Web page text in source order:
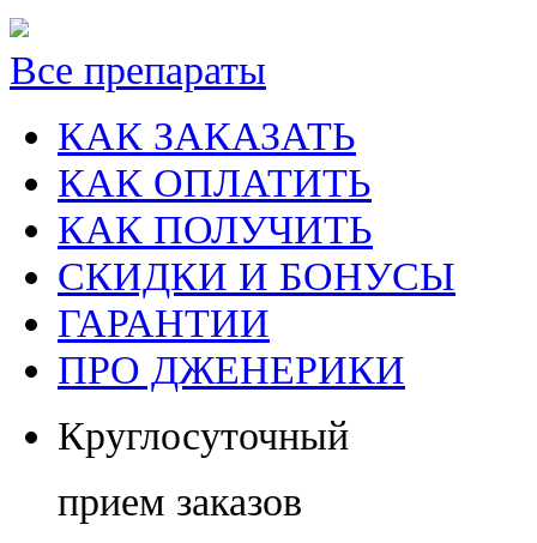
Все препараты
КАК ЗАКАЗАТЬ
КАК ОПЛАТИТЬ
КАК ПОЛУЧИТЬ
СКИДКИ И БОНУСЫ
ГАРАНТИИ
ПРО ДЖЕНЕРИКИ
Круглосуточный
прием заказов